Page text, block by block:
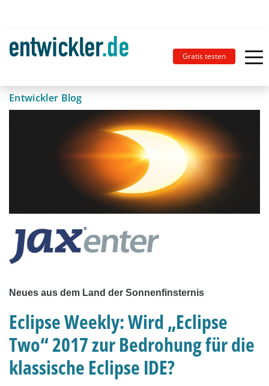
Gratis testen
Entwickler Blog
Neues aus dem Land der Sonnenfinsternis
Eclipse Weekly: Wird „Eclipse
Two“ 2017 zur Bedrohung für die
klassische Eclipse IDE?